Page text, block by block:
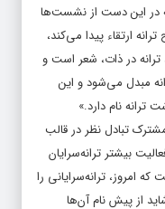
ارتقاء پیدا می‌کند،
ترانه در ذات، شعر است و
مبدل می‌شود و این
نام دارد.»
تبادل نظر در قالب
بیشتر ترانه‌سرایان
ترانه‌سرایانی را
از پیش نام آن‌ها
دارند و آثار قوی و